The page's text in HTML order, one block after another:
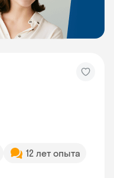
12 лет опыта